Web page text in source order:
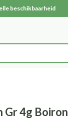
beschikbaarheid
Gr 4g Boiron